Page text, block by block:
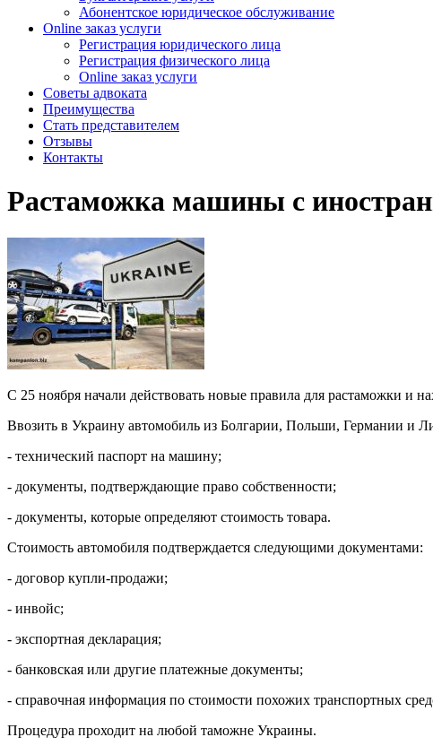
Абонентское юридическое обслуживание
Online заказ услуги
Регистрация юридического лица
Регистрация физического лица
Online заказ услуги
Советы адвоката
Преимущества
Стать представителем
Отзывы
Контакты
Растаможка машины с
С 25 ноября начали действовать новые правила для растаможки и
Ввозить в Украину автомобиль из Болгарии, Польши, Германии и
- технический паспорт на машину;
- документы, подтверждающие право собственности;
- документы, которые определяют стоимость товара.
Стоимость автомобиля подтверждается следующими документами:
- договор купли-продажи;
- инвойс;
- экспортная декларация;
- банковская или другие платежные документы;
- справочная информация по стоимости похожих транспортных
Процедура проходит на любой таможне Украины.